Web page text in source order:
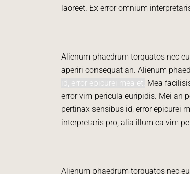
laoreet. Ex error omnium
Alienum phaedrum torquatos nec
aperiri consequat an. Alienum
id, error epicurei mea et. Mea
error vim pericula euripidis. Mei an
pertinax sensibus id, error epicurei
interpretaris pro, alia illum ea vim
Alienum phaedrum torquatos nec